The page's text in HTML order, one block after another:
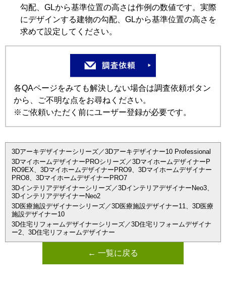
勾配、GLから基準位置の高さは作例の数値です。実際
にデザインする建物の勾配、GLから基準位置の高さを
求めて設定してください。
各QAページをみても解決しない場合は調査依頼ボタン
から、ご不明な点をお尋ねください。
※ご依頼いただく前にユーザー登録が必要です。
3Dアーキデザイナーシリーズ／3Dアーキデザイナー10 Professional
3DマイホームデザイナーPROシリーズ／3DマイホームデザイナーP
RO9EX、3DマイホームデザイナーPRO9、3Dマイホームデザイナー
PRO8、3DマイホームデザイナーPRO7
3Dインテリアデザイナーシリーズ／3DインテリアデザイナーNeo3、
3DインテリアデザイナーNeo2
3D医療施設デザイナーシリーズ／3D医療施設デザイナー11、3D医療
施設デザイナー10
3D住宅リフォームデザイナーシリーズ／3D住宅リフォームデザイナ
ー2、3D住宅リフォームデザイナー
← 一覧に戻る